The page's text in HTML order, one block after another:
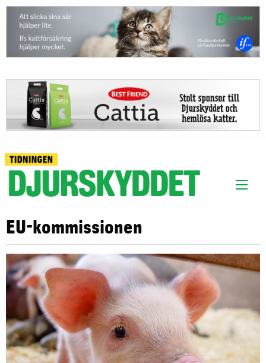
EU-kommissionen